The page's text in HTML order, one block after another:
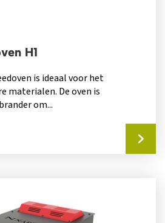
H1
is ideaal voor het
materialen. De oven is
om...